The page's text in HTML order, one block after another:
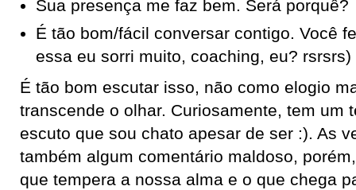
Sua presença me faz bem. Será porquê?
É tão bom/fácil conversar contigo. Você
essa eu sorri muito, coaching, eu? rsrsrs)
É tão bom escutar isso, não como elogio
transcende o olhar. Curiosamente, tem um
escuto que sou chato apesar de ser :). As
também algum comentário maldoso,
que tempera a nossa alma e o que chega